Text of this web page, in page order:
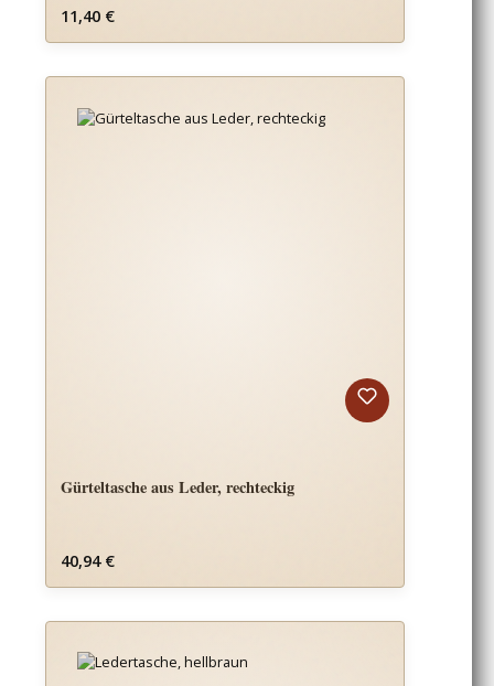
Regulärer Preis:
11,40 €
Gürteltasche aus Leder, rechteckig
Regulärer Preis:
40,94 €